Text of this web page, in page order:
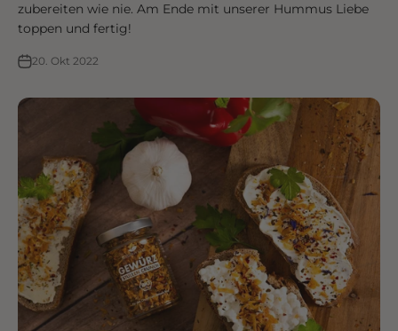
zubereiten wie nie. Am Ende mit unserer Hummus Liebe
toppen und fertig!
20. Okt 2022